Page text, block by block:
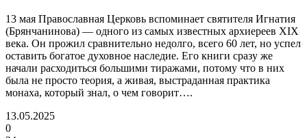
13 мая Православная Церковь вспоминает святителя Игнатия
(Брянчанинова) — одного из самых известных архиереев XIX
века. Он прожил сравнительно недолго, всего 60 лет, но успел
оставить богатое духовное наследие. Его книги сразу же
начали расходиться большими тиражами, потому что в них
была не просто теория, а живая, выстраданная практика
монаха, который знал, о чем говорит….
13.05.2025
0